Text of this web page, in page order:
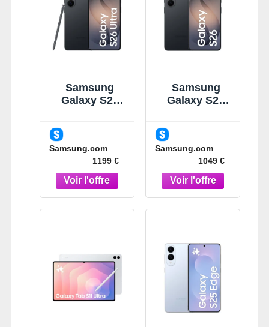
Samsung
Galaxy S26
Smartphone
IA 5G Noir
Samsung.com
1199 €
Samsung
Galaxy S26
Smartphone
Samsung.com
1049 €